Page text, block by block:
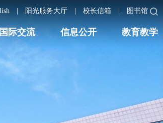
阳光服务大厅 校长信箱 图书馆
际交流 信息公开 教育教学